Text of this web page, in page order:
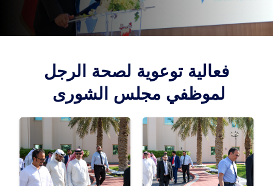
فعالية توعوية لصحة الرجل
لموظفي مجلس الشورى